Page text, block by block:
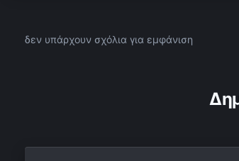
δεν υπάρχουν σχόλια για εμφάνιση